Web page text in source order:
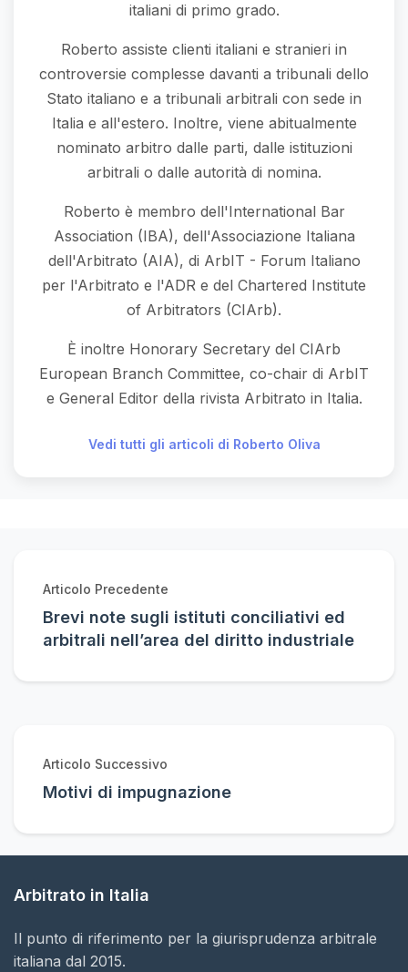
italiani di primo grado.
Roberto assiste clienti italiani e stranieri in
controversie complesse davanti a tribunali dello
Stato italiano e a tribunali arbitrali con sede in
Italia e all'estero. Inoltre, viene abitualmente
nominato arbitro dalle parti, dalle istituzioni
arbitrali o dalle autorità di nomina.
Roberto è membro dell'International Bar
Association (IBA), dell'Associazione Italiana
dell'Arbitrato (AIA), di ArbIT - Forum Italiano
per l'Arbitrato e l'ADR e del Chartered Institute
of Arbitrators (CIArb).
È inoltre Honorary Secretary del CIArb
European Branch Committee, co-chair di ArbIT
e General Editor della rivista Arbitrato in Italia.
Vedi tutti gli articoli di Roberto Oliva
Articolo Precedente
Brevi note sugli istituti conciliativi ed
arbitrali nell’area del diritto industriale
Articolo Successivo
Motivi di impugnazione
Arbitrato in Italia
Il punto di riferimento per la giurisprudenza arbitrale
italiana dal 2015.